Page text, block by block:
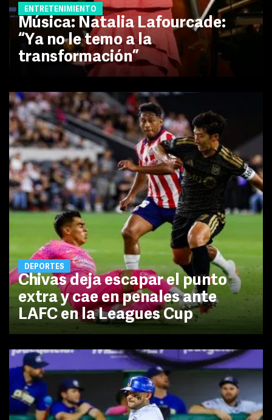
ENTRETENIMIENTO
Música: Natalia Lafourcade:
“Ya no le temo a la
transformación”
DEPORTES
Chivas deja escapar el punto
extra y cae en penales ante
LAFC en la Leagues Cup